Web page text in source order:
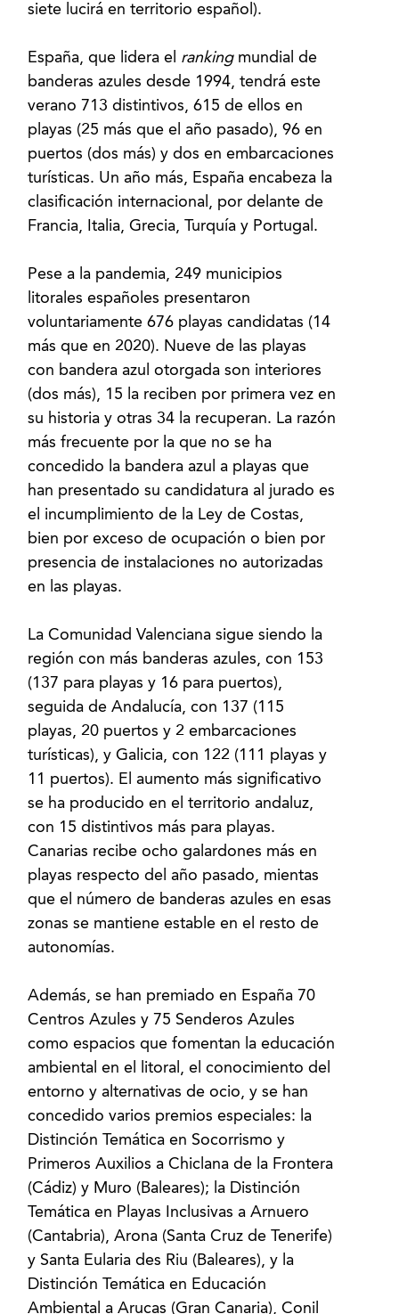
siete lucirá en territorio español).
España, que lidera el ranking mundial de
banderas azules desde 1994, tendrá este
verano 713 distintivos, 615 de ellos en
playas (25 más que el año pasado), 96 en
puertos (dos más) y dos en embarcaciones
turísticas. Un año más, España encabeza la
clasificación internacional, por delante de
Francia, Italia, Grecia, Turquía y Portugal.
Pese a la pandemia, 249 municipios
litorales españoles presentaron
voluntariamente 676 playas candidatas (14
más que en 2020). Nueve de las playas
con bandera azul otorgada son interiores
(dos más), 15 la reciben por primera vez en
su historia y otras 34 la recuperan. La razón
más frecuente por la que no se ha
concedido la bandera azul a playas que
han presentado su candidatura al jurado es
el incumplimiento de la Ley de Costas,
bien por exceso de ocupación o bien por
presencia de instalaciones no autorizadas
en las playas.
La Comunidad Valenciana sigue siendo la
región con más banderas azules, con 153
(137 para playas y 16 para puertos),
seguida de Andalucía, con 137 (115
playas, 20 puertos y 2 embarcaciones
turísticas), y Galicia, con 122 (111 playas y
11 puertos). El aumento más significativo
se ha producido en el territorio andaluz,
con 15 distintivos más para playas.
Canarias recibe ocho galardones más en
playas respecto del año pasado, mientas
que el número de banderas azules en esas
zonas se mantiene estable en el resto de
autonomías.
Además, se han premiado en España 70
Centros Azules y 75 Senderos Azules
como espacios que fomentan la educación
ambiental en el litoral, el conocimiento del
entorno y alternativas de ocio, y se han
concedido varios premios especiales: la
Distinción Temática en Socorrismo y
Primeros Auxilios a Chiclana de la Frontera
(Cádiz) y Muro (Baleares); la Distinción
Temática en Playas Inclusivas a Arnuero
(Cantabria), Arona (Santa Cruz de Tenerife)
y Santa Eularia des Riu (Baleares), y la
Distinción Temática en Educación
Ambiental a Arucas (Gran Canaria), Conil